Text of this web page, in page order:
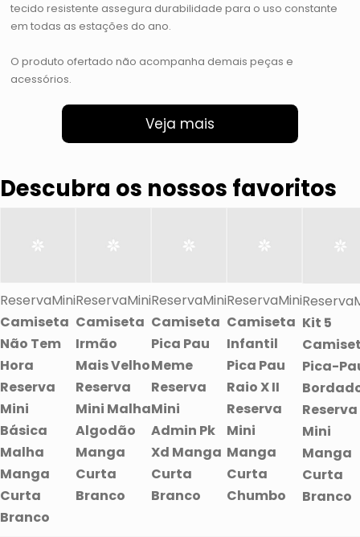
tecido resistente assegura durabilidade para o uso constante
em todas as estações do ano.
O produto ofertado não acompanha demais peças e
acessórios.
Veja mais
Descubra os nossos favoritos
ReservaMini
Camiseta
Não Tem
Hora
Reserva
Mini
Básica
Malha
Manga
Curta
Branco
ReservaMini
Camiseta
Irmão
Mais Velho
Reserva
Mini Malha
Algodão
Manga
Curta
Branco
ReservaMini
Camiseta
Pica Pau
Meme
Reserva
Mini
Admin Pk
Xd Manga
Curta
Branco
ReservaMini
Camiseta
Infantil
Pica Pau
Raio X II
Reserva
Mini
Manga
Curta
Chumbo
Kit 5
Pica-
Reserva
Mini
Manga
Curta
Branco